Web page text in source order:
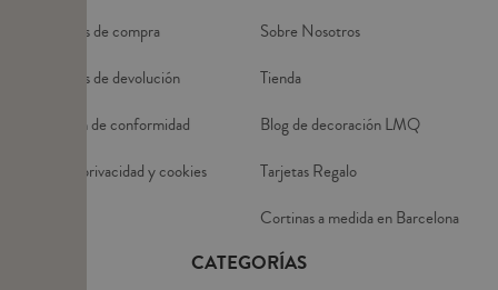
Condiciones de compra
Condiciones de devolución
Declaración de conformidad
Política de privacidad y cookies
Sobre Nosotros
Tienda
Blog de decoración LMQ
Tarjetas Regalo
Cortinas a medida en Barcelona
CATEGORÍAS